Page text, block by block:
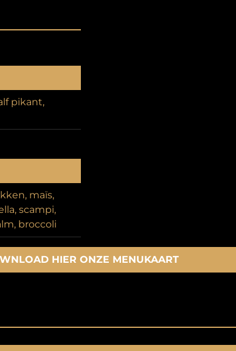
pikant,
maïs,
scampi,
broccoli
HIER ONZE MENUKAART